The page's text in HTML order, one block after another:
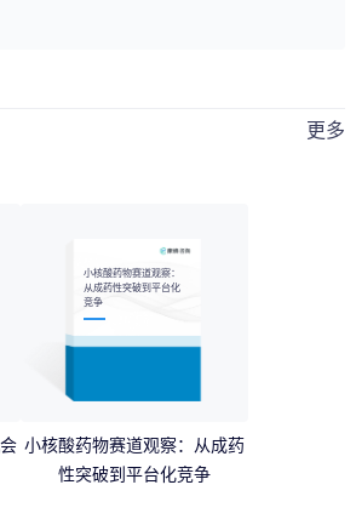
更多
小核酸药物赛道观察：
从成药性突破到平台化
竞争
小核酸药物赛道观察：从成药
性突破到平台化竞争